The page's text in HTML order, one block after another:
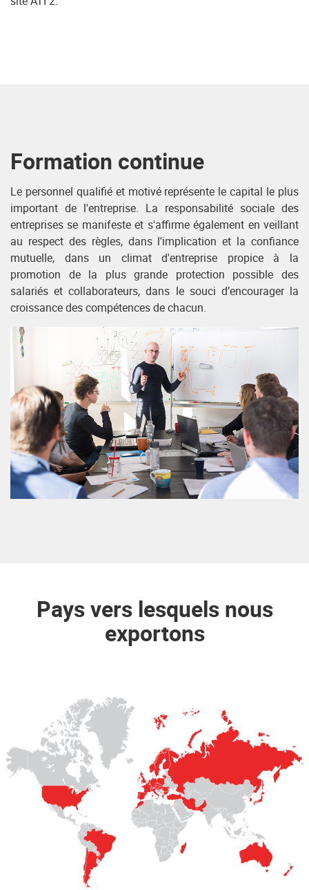
Formation continue
Le personnel qualifié et motivé représente le capital le plus
important de l'entreprise. La responsabilité sociale des
entreprises se manifeste et s'affirme également en veillant
au respect des règles, dans l'implication et la confiance
mutuelle, dans un climat d'entreprise propice à la
promotion de la plus grande protection possible des
salariés et collaborateurs, dans le souci d’encourager la
croissance des compétences de chacun.
Pays vers lesquels nous
exportons